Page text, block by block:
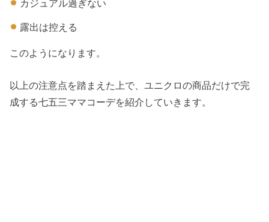
カジュアル過ぎない
露出は控える
このようになります。
以上の注意点を踏まえた上で、ユニクロの商品だけで完
成する七五三ママコーデを紹介していきます。